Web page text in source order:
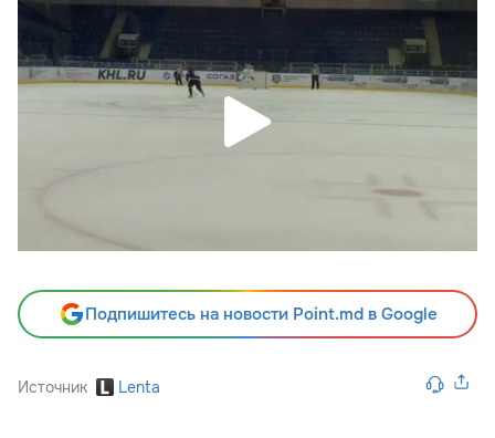
Подпишитесь на новости Point.md в Google
Источник Lenta